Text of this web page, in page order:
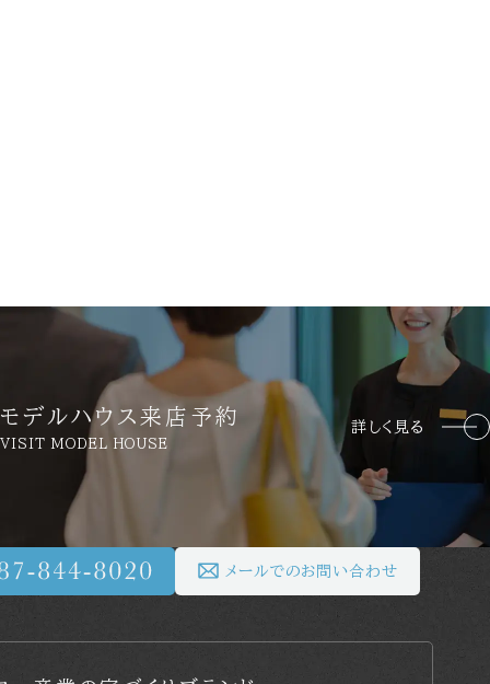
モデルハウス来店予約
VISIT MODEL HOUSE
詳しく見る
メールでのお問い合わせ